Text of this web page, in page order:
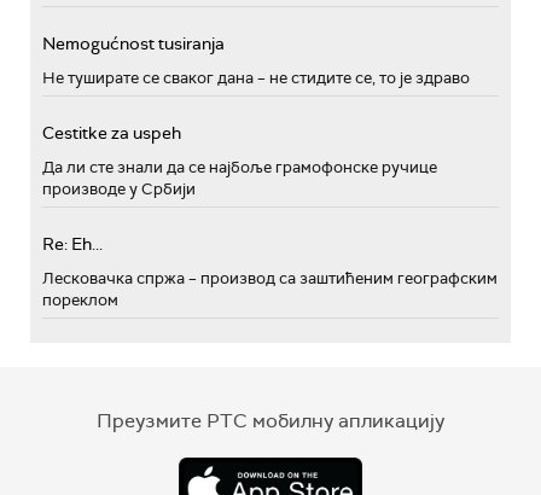
Nemogućnost tusiranja
Не туширате се сваког дана – не стидите се, то је здраво
Cestitke za uspeh
Да ли сте знали да се најбоље грамофонске ручице
производе у Србији
Re: Eh...
Лесковачка спржа – производ са заштићеним географским
пореклом
Преузмите РТС мобилну апликацију